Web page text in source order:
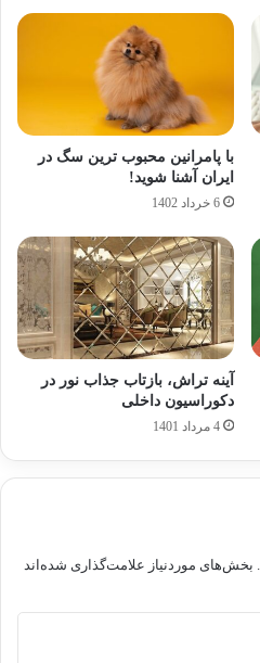
با پامرانین محبوب ترین سگ در
ایران آشنا شوید!
6 خرداد 1402
آینه تراش، بازتاب جذاب نور در
دکوراسیون داخلی
4 مرداد 1401
بخش‌های موردنیاز علامت‌گذاری شده‌اند